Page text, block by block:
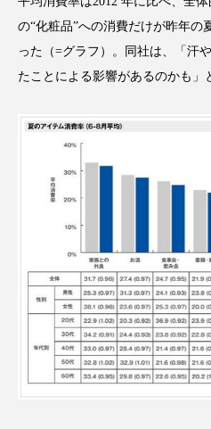
カカイオイル ガジェッ
クルエルティフリー
クローズアップ
コネクテッド・ビューティ
コルチゾール サステナ
サステナブル美容 サプ
サプリ サロンクレンジ
の“化粧品”への消費だけが昨年の
った（=グラフ）。同社は、「汗
たことによる影響があるのかも」